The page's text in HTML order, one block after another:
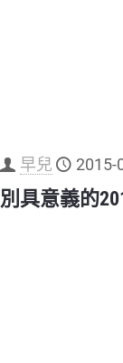
早兒 2015-
別具意義的